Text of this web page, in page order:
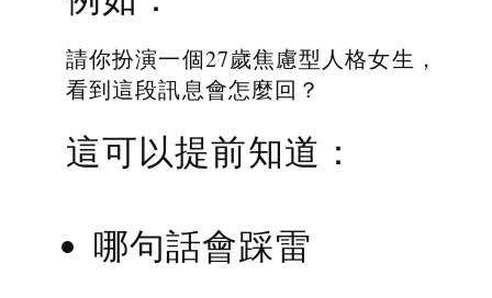
請你扮演一個27歲焦慮型人格女生，
看到這段訊息會怎麼回？
這可以提前知道：
哪句話會踩雷